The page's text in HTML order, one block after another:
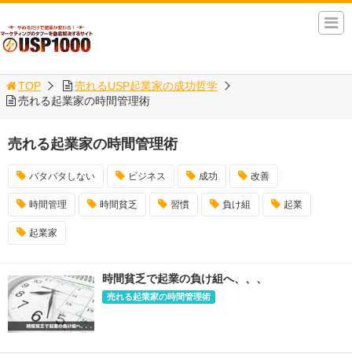
TOP
売れるUSP起業家の成功哲学
売れる起業家の時間管理術
売れる起業家の時間管理術
バタバタしない ビジネス 成功 改善
時間管理 時間貧乏 習慣 負け組 起業
起業家
時間貧乏で起業の負け組へ、、、
売れる起業家の時間管理術